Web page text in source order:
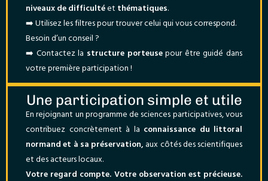
niveaux de difficultéet thématiques.
➡️ Utilisez les filtres pour trouver celui qui vous correspond.
Besoin d’un conseil ?
➡️ Contactez la structure porteusepour être guidé dans
votre première participation !
Une participation simple et utile
En rejoignant un programme de sciences participatives, vous
contribuez concrètement à la connaissance du littoral
normand et à sa préservation, aux côtés des scientifiques
et des acteurs locaux.
Votre regard compte. Votre observation est précieuse.